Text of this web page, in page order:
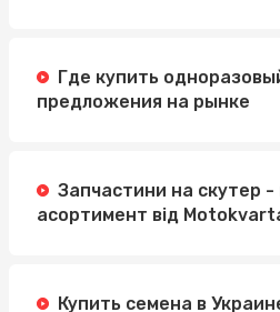
Где купить
предложения на рынке
Запчастини на скутер
асортимент від
Купить семена в